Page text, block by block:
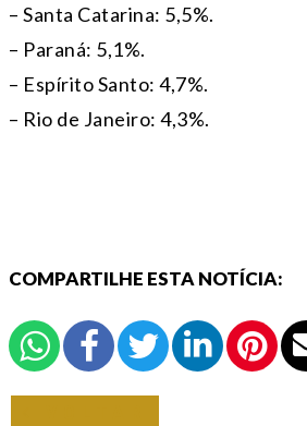
– Santa Catarina: 5,5%.
– Paraná: 5,1%.
– Espírito Santo: 4,7%.
– Rio de Janeiro: 4,3%.
COMPARTILHE ESTA NOTÍCIA: